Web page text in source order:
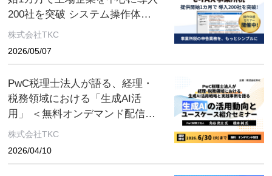
200社を突破 システム操作体感
セミナー 開催中！
株式会社TKC
2026/05/07
PwC税理士法人が語る、経理・
税務領域における「生成AI活
用」 ＜無料オンデマンド配信＞
生成AIの活用動向とユースケー
株式会社TKC
2026/04/10